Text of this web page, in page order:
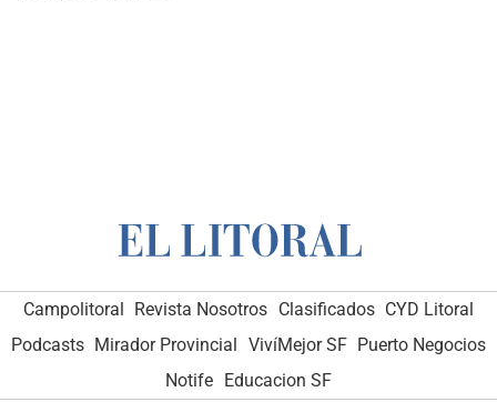
Campolitoral Revista Nosotros Clasificados CYD Litoral
Podcasts Mirador Provincial VivíMejor SF Puerto Negocios
Notife
Educacion SF